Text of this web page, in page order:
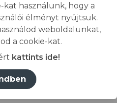
cipő S1P SRC
használunk, hogy a
élményt nyújtsuk.
weboldalunkat,
a cookie-kat.
kattints ide!